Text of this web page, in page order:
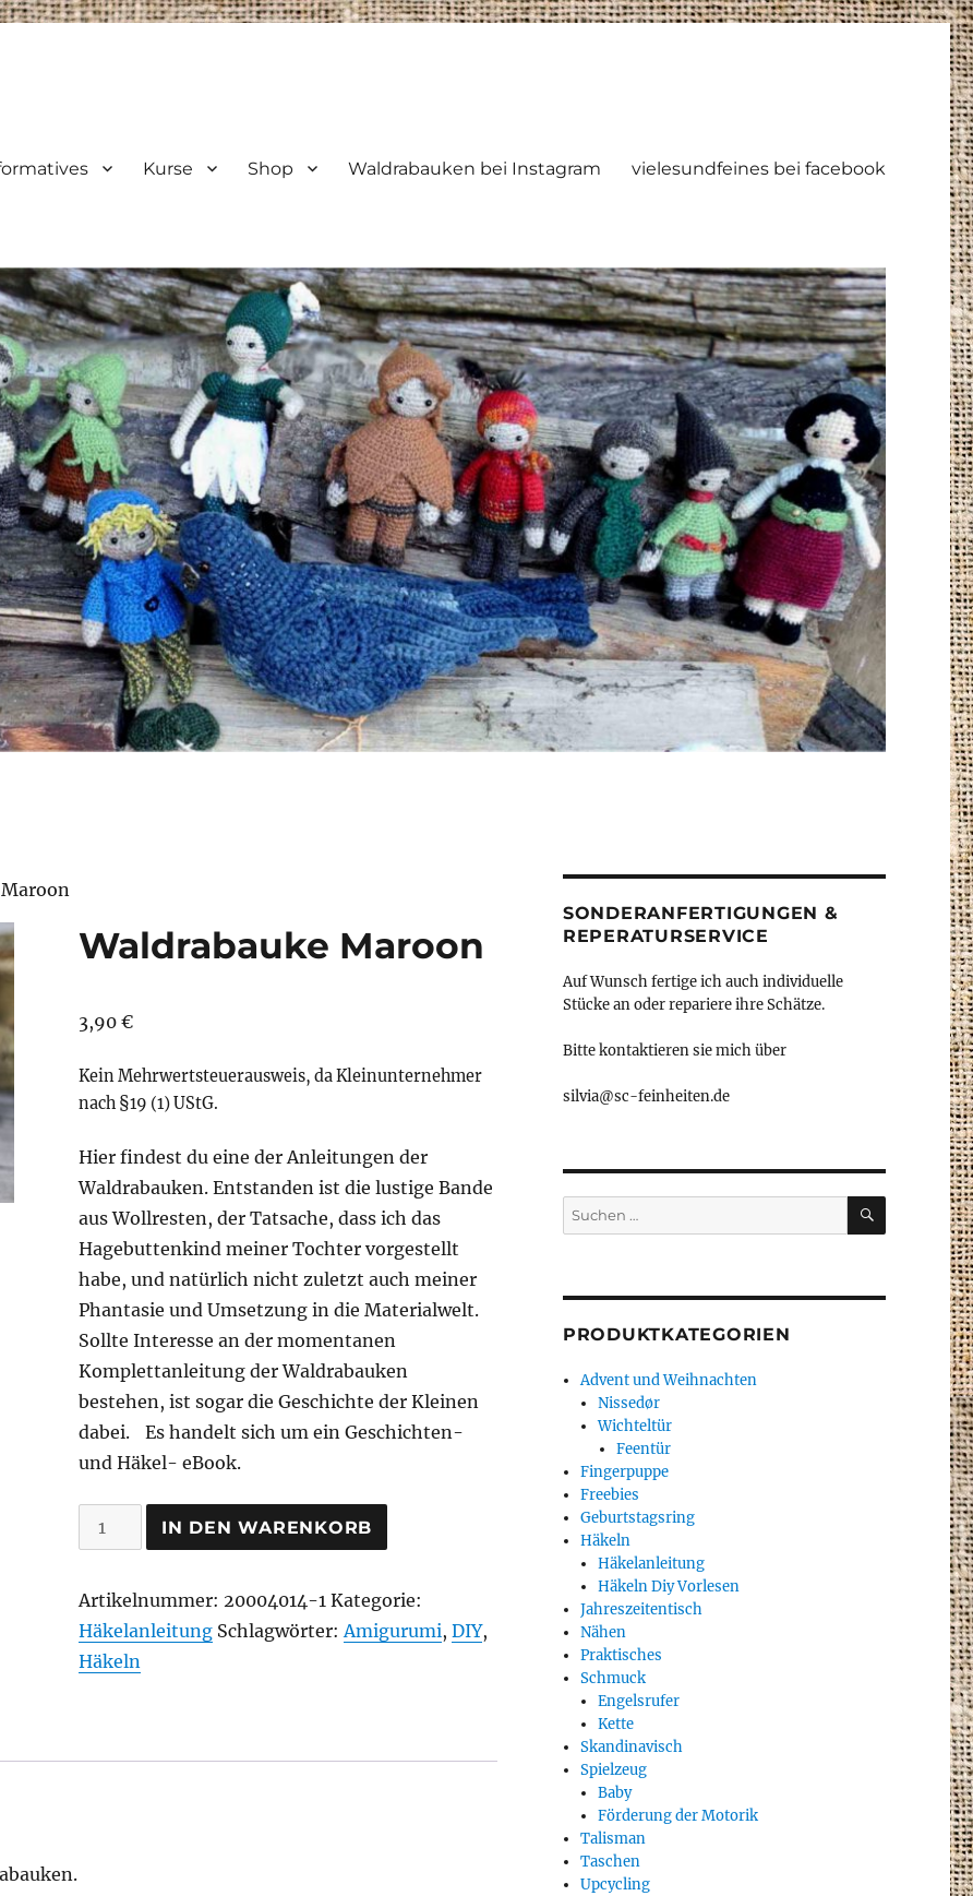
Kurse Shop Waldrabauken bei Instagram vielesundfeines bei facebook
Waldrabauke Maroon
3,90€
Kein Mehrwertsteuerausweis, da Kleinunternehmer
nach §19 (1) UStG.
Hier findest du eine der Anleitungen der
Waldrabauken. Entstanden ist die lustige Bande
aus Wollresten, der Tatsache, dass ich das
Hagebuttenkind meiner Tochter vorgestellt
habe, und natürlich nicht zuletzt auch meiner
Phantasie und Umsetzung in die Materialwelt.
Sollte Interesse an der momentanen
Komplettanleitung der Waldrabauken
bestehen, ist sogar die Geschichte der Kleinen
dabei. Es handelt sich um ein Geschichten-
und Häkel- eBook.
Waldrabauke
Maroon
IN DEN WARENKORB
Artikelnummer:20004014-1 Kategorie:
Häkelanleitung Schlagwörter:Amigurumi,DIY,
Häkeln
SONDERANFERTIGUNGEN &
REPERATURSERVICE
Auf Wunsch fertige ich auch individuelle
Stücke an oder repariere ihre Schätze.
Bitte kontaktieren sie mich über
silvia@sc-feinheiten.de
Suche
nach:
SUCHEN
PRODUKTKATEGORIEN
Advent und Weihnachten
Nissedør
Wichteltür
Feentür
Fingerpuppe
Freebies
Geburtstagsring
Häkeln
Häkelanleitung
Häkeln Diy Vorlesen
Jahreszeitentisch
Nähen
Praktisches
Schmuck
Engelsrufer
Kette
Skandinavisch
Spielzeug
Baby
Förderung der Motorik
Talisman
Taschen
Upcycling